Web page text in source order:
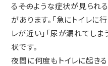
る――そのような症状が見られ
があります。「急にトイレに
レが近い」「尿が漏れてし
状です。
夜間に何度もトイレに起き